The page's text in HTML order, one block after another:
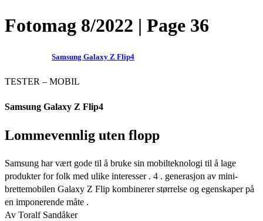
Fotomag 8/2022 | Page 36
Samsung Galaxy Z Flip4
TESTER – MOBIL
Samsung Galaxy Z Flip4
Lommevennlig uten flopp
Samsung har vært gode til å bruke sin mobilteknologi til å lage
produkter for folk med ulike interesser . 4 . generasjon av mini-
brettemobilen Galaxy Z Flip kombinerer størrelse og egenskaper på
en imponerende måte .
Av Toralf Sandåker